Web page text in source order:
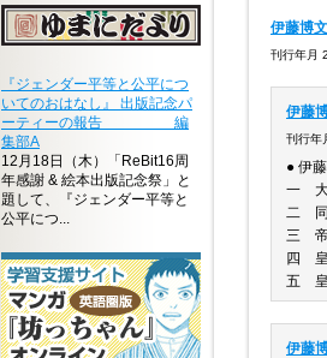
『ジェンダー平等と公平につ
いてのおはなし』 出版記念パ
ーティーの報告 編
集部A
12月18日（木）「ReBit16周
年感謝 & 絵本出版記念祭」と
題して、『ジェンダー平等と
公平につ...
伊藤博
刊行年月
伊藤
刊行年
● 伊
五
伊藤